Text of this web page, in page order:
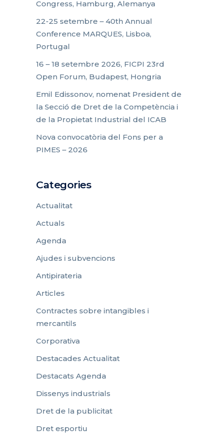
Congress, Hamburg, Alemanya
22-25 setembre – 40th Annual
Conference MARQUES, Lisboa,
Portugal
16 – 18 setembre 2026, FICPI 23rd
Open Forum, Budapest, Hongria
Emil Edissonov, nomenat President de
la Secció de Dret de la Competència i
de la Propietat Industrial del ICAB
Nova convocatòria del Fons per a
PIMES – 2026
Categories
Actualitat
Actuals
Agenda
Ajudes i subvencions
Antipirateria
Articles
Contractes sobre intangibles i
mercantils
Corporativa
Destacades Actualitat
Destacats Agenda
Dissenys industrials
Dret de la publicitat
Dret esportiu